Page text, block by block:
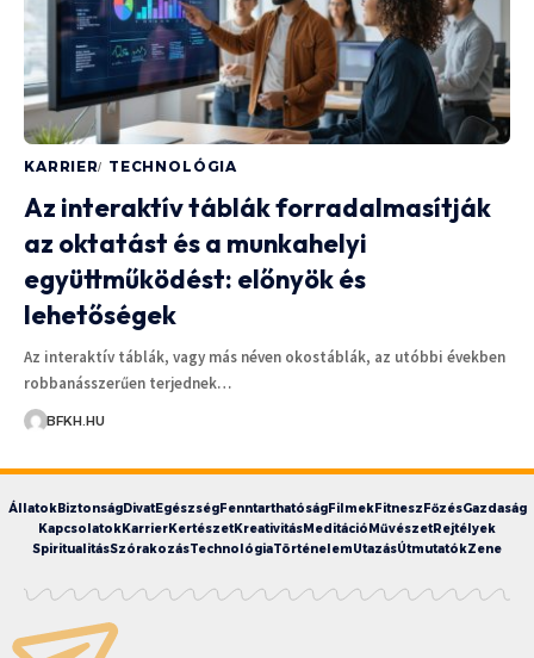
KARRIER TECHNOLÓGIA
Az interaktív táblák forradalmasítják
az oktatást és a munkahelyi
együttműködést: előnyök és
lehetőségek
Az interaktív táblák, vagy más néven okostáblák, az utóbbi években
robbanásszerűen terjednek…
BFKH.HU
ÁllatokBiztonságDivatEgészségFenntarthatóságFilmekFitneszFőzésGazdaság
KapcsolatokKarrierKertészetKreativitásMeditációMűvészetRejtélyek
SpiritualitásSzórakozásTechnológiaTörténelemUtazásÚtmutatókZene